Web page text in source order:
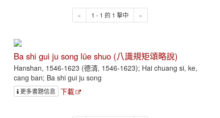
« 1 - 1 的 1 擊中 »
Ba shi gui ju song lüe shuo (八識規矩頌略說)
Hanshan, 1546-1623 (德清, 1546-1623); Hai chuang si, ke,
cang ban; Ba shi gui ju song
更多書題信息 下載